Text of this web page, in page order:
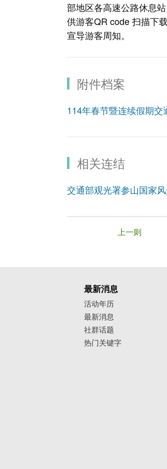
部地区各高速公路休息
供游客QR code 扫描下
宣导游客周知。
附件档案
114年春节暨连续假期交
相关连结
交通部观光署参山国家
上一则
最新消息
活动年历
最新消息
社群话题
热门关键字